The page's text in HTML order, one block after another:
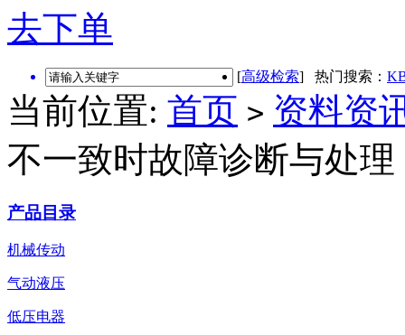
去下单
[高级检索] 热门搜索：
当前位置: 首页 > 资料资
不一致时故障诊断与处理
产品目录
机械传动
气动液压
低压电器